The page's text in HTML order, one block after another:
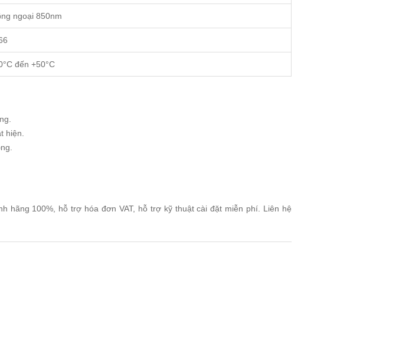
ngoại 850nm
đến +50°C
hiện.
hãng 100%, hỗ trợ hóa đơn VAT, hỗ trợ kỹ thuật cài đặt miễn phí. Liên hệ